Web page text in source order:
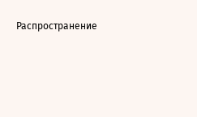
Распространение